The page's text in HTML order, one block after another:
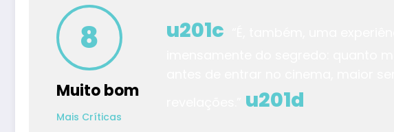
8
Muito bom
Mais Críticas